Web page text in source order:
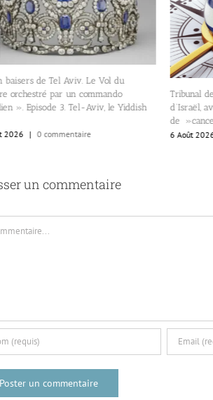
baisers de Tel Aviv. Le Vol du
orchestré par un commando
». Episode 3. Tel-Aviv, le Yiddish
2026 | 0 commentaire
Tribunal
d’Israël,
de
6 Août
un commentaire